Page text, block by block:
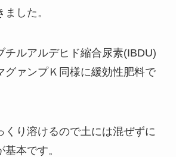
した。
チルアルデヒド縮合尿素(IBDU)
グァンプＫ同様に緩効性肥料で
くり溶けるので土には混ぜずに
本です。